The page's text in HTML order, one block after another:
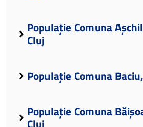
Populație Comuna
Cluj
Populație Comuna
Populație Comuna